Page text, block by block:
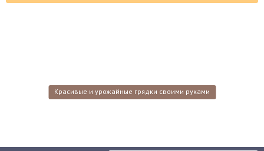
Красивые и урожайные грядки своими руками